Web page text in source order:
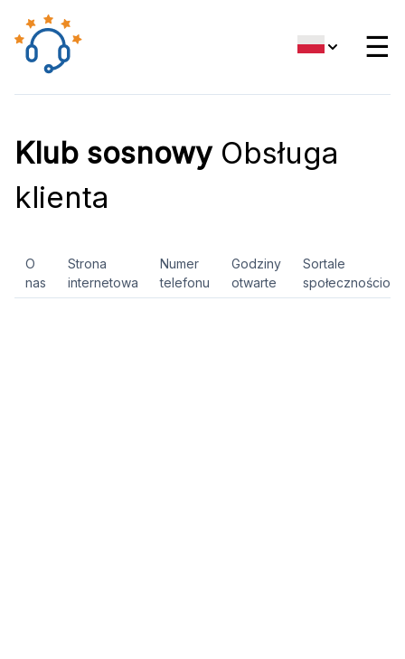
☰
Klub sosnowyObsługa
klienta
O
nas
Strona
internetowa
Numer
telefonu
Godziny
otwarte
Sortale